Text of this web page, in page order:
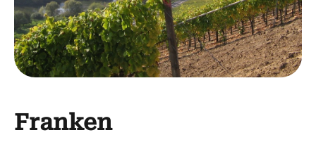
Franken